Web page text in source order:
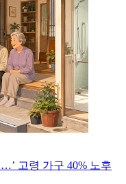
고령 가구 40% 노후